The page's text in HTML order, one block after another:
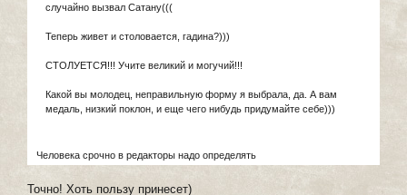
случайно вызвал Сатану(((
Теперь живет и столовается, гадина?)))
СТОЛУЕТСЯ!!! Учите великий и могучий!!!
Какой вы молодец, неправильную форму я выбрала, да. А вам
медаль, низкий поклон, и еще чего нибудь придумайте себе)))
Человека срочно в редакторы надо определять
Точно! Хоть пользу принесет)